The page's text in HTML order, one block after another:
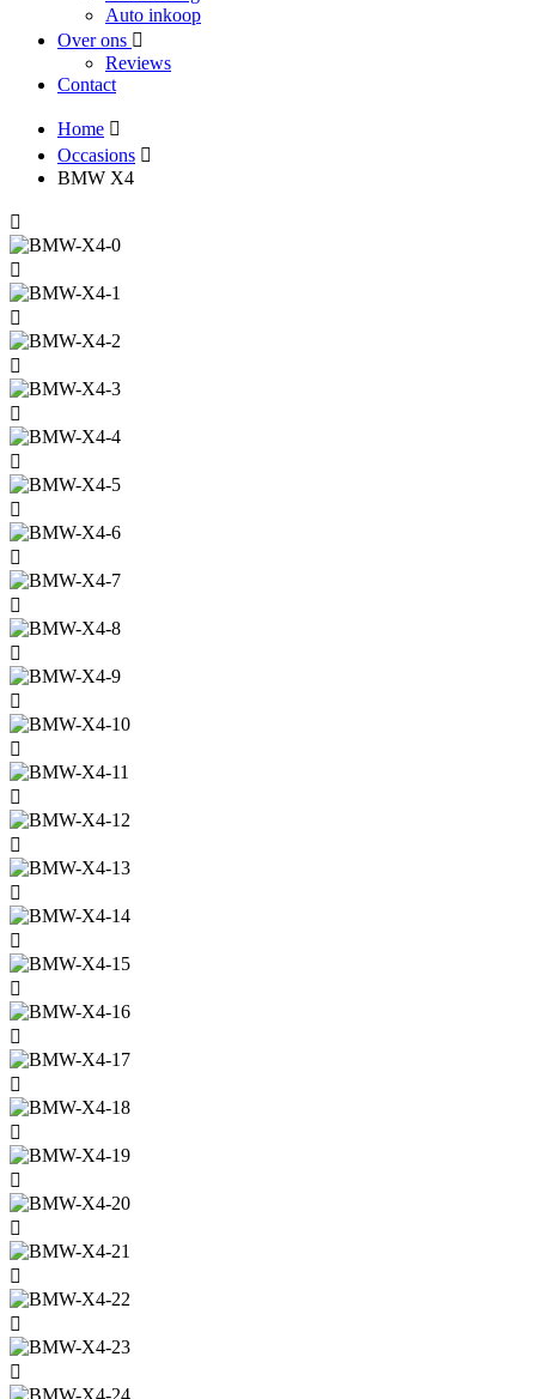
Auto inkoop
Over ons
Reviews
Contact
Home
Occasions
BMW X4